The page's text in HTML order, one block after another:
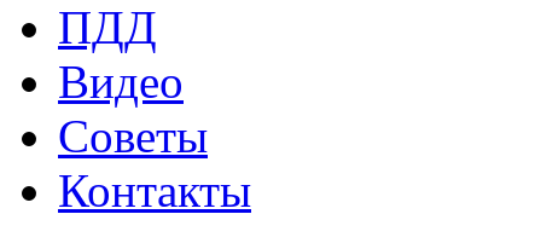
ПДД
Видео
Советы
Контакты